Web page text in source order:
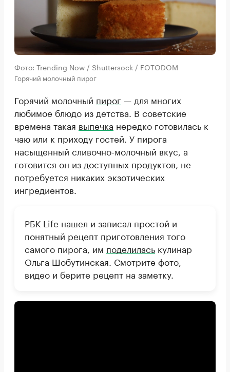
Фото: Trending Now / Shuttersock / FOTODOM
Горячий молочный пирог
Горячий молочный пирог — для многих
любимое блюдо из детства. В советские
времена такая выпечка нередко готовилась к
чаю или к приходу гостей. У пирога
насыщенный сливочно-молочный вкус, а
готовится он из доступных продуктов, не
потребуется никаких экзотических
ингредиентов.
РБК Life нашел и записал простой и
понятный рецепт приготовления того
самого пирога, им поделилась кулинар
Ольга Шобутинская. Смотрите фото,
видео и берите рецепт на заметку.